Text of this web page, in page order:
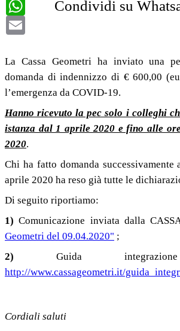
Condividi su
La Cassa Geometri ha inviato una
domanda di indennizzo di € 600,00
l’emergenza da COVID-19.
Hanno ricevuto la pec solo i colleghi
istanza dal 1 aprile 2020 e fino alle
2020.
Chi ha fatto domanda
aprile 2020 ha reso già tutte le
Di seguito riportiamo:
1) Comunicazione inviata dalla
Geometri del 09.04.2020" ;
2) Guida
http://www.cassageometri.it/
Cordiali saluti